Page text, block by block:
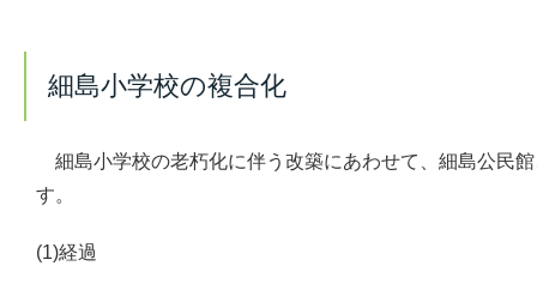
細島小学校の複合化
細島小学校の老朽化に伴う改築にあわせて、細島公民
す。
(1)経過